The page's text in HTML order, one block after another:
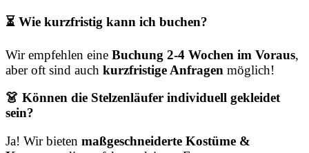
⏳ Wie kurzfristig kann ich buchen?
Wir empfehlen eine Buchung 2-4 Wochen im Voraus,
aber oft sind auch kurzfristige Anfragen möglich!
👗 Können die Stelzenläufer individuell gekleidet
sein?
Ja! Wir bieten maßgeschneiderte Kostüme &